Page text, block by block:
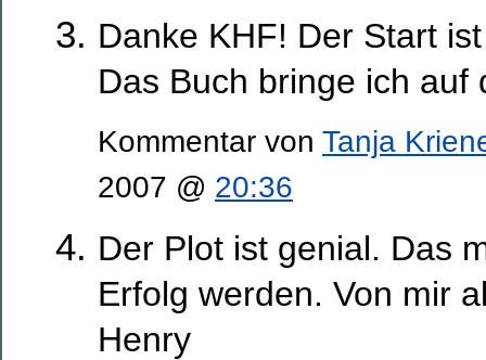
Danke KHF! Der Start
Das Buch bringe ich
Kommentar von Tanja
2007 @ 20:36
Der Plot ist genial. Das
Erfolg werden. Von mir
Henry